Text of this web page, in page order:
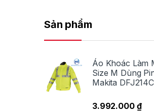
Sản phẩm
Áo Khoác Làm
Size M Dùng
Makita
3.992.000 ₫